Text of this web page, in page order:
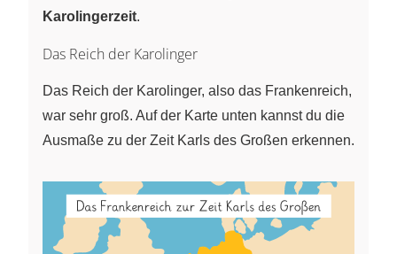
Karolingerzeit.
Das Reich der Karolinger
Das Reich der Karolinger, also das Frankenreich,
war sehr groß. Auf der Karte unten kannst du die
Ausmaße zu der Zeit Karls des Großen erkennen.